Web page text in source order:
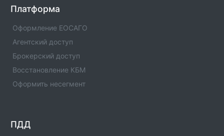
Единые агенты в городе Мензелинск
Список единых агентов в населенном пункте -
Единые агенты в городе Мензелинск. Адреса,
телефоны, услуги , отзывы
Единые агенты в городе Менделеевск
Список единых агентов в населенном пункте -
телефоны, услуги , отзывы
Список единых агентов в населенном пункте -
Единые агенты в городе Мамадыш. Адреса,
Платформа
Оформление ЕОСАГО
Агентский доступ
Брокерский доступ
Восстановление КБМ
Оформить несегмент
ПДД